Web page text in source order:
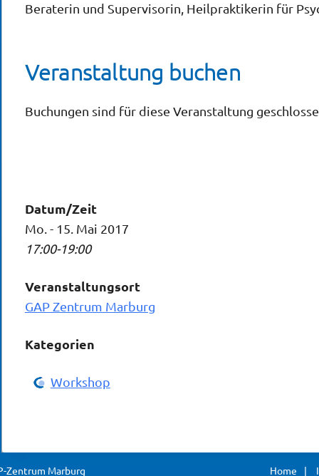
Beraterin und Supervisorin, Heilpraktikerin für
Veranstaltung buchen
Buchungen sind für diese Veranstaltung
Datum/Zeit
Mo. - 15. Mai 2017
17:00-19:00
Veranstaltungsort
GAP Zentrum Marburg
Kategorien
Workshop
Zentrum Marburg Home